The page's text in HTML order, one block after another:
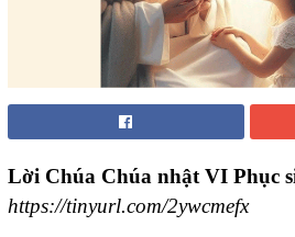
Lời Chúa Chúa nhật VI Phục
https://tinyurl.com/2ywcmefx